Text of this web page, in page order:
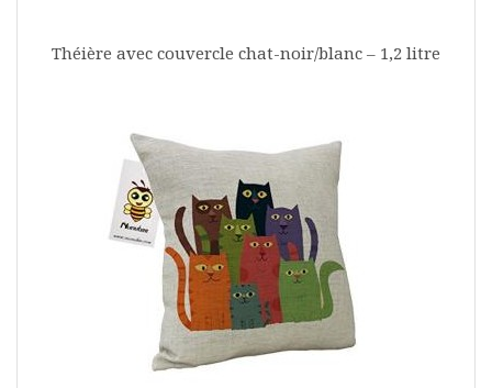
Théière avec couvercle chat-noir/blanc – 1,2 litre